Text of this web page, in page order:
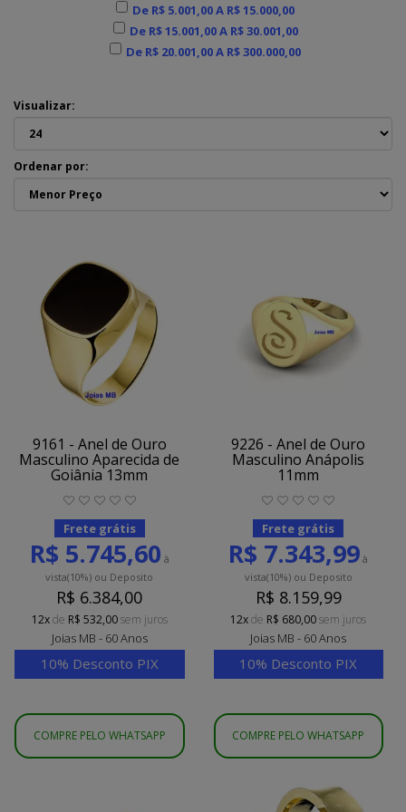
De R$ 5.001,00 A R$ 15.000,00
De R$ 15.001,00 A R$ 30.001,00
De R$ 20.001,00 A R$ 300.000,00
Visualizar:
Ordenar por:
9161 - Anel de Ouro
Masculino Aparecida de
Goiânia 13mm
Frete grátis
R$ 5.745,60 à
vista(10%) ou Deposito
R$ 6.384,00
12xde R$ 532,00sem juros
Joias MB - 60 Anos
10% Desconto PIX
COMPRE PELO WHATSAPP
9226 - Anel de Ouro
Masculino Anápolis
11mm
Frete grátis
R$ 7.343,99 à
vista(10%)ou Deposito
R$ 8.159,99
12xde R$ 680,00sem juros
Joias MB - 60 Anos
10% Desconto PIX
COMPRE PELO WHATSAPP